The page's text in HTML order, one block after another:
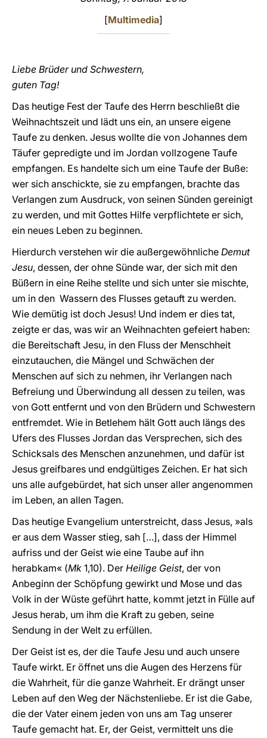
[Multimedia]
Liebe Brüder und Schwestern,
guten Tag!
Das heutige Fest der Taufe des Herrn beschließt die
Weihnachtszeit und lädt uns ein, an unsere eigene
Taufe zu denken. Jesus wollte die von Johannes dem
Täufer gepredigte und im Jordan vollzogene Taufe
empfangen. Es handelte sich um eine Taufe der Buße:
wer sich anschickte, sie zu empfangen, brachte das
Verlangen zum Ausdruck, von seinen Sünden gereinigt
zu werden, und mit Gottes Hilfe verpflichtete er sich,
ein neues Leben zu beginnen.
Hierdurch verstehen wir die außergewöhnliche Demut
Jesu, dessen, der ohne Sünde war, der sich mit den
Büßern in eine Reihe stellte und sich unter sie mischte,
um in den Wassern des Flusses getauft zu werden.
Wie demütig ist doch Jesus! Und indem er dies tat,
zeigte er das, was wir an Weihnachten gefeiert haben:
die Bereitschaft Jesu, in den Fluss der Menschheit
einzutauchen, die Mängel und Schwächen der
Menschen auf sich zu nehmen, ihr Verlangen nach
Befreiung und Überwindung all dessen zu teilen, was
von Gott entfernt und von den Brüdern und Schwestern
entfremdet. Wie in Betlehem hält Gott auch längs des
Ufers des Flusses Jordan das Versprechen, sich des
Schicksals des Menschen anzunehmen, und dafür ist
Jesus greifbares und endgültiges Zeichen. Er hat sich
uns alle aufgebürdet, hat sich unser aller angenommen
im Leben, an allen Tagen.
Das heutige Evangelium unterstreicht, dass Jesus, »als
er aus dem Wasser stieg, sah […], dass der Himmel
aufriss und der Geist wie eine Taube auf ihn
herabkam« (Mk 1,10). Der Heilige Geist, der von
Anbeginn der Schöpfung gewirkt und Mose und das
Volk in der Wüste geführt hatte, kommt jetzt in Fülle auf
Jesus herab, um ihm die Kraft zu geben, seine
Sendung in der Welt zu erfüllen.
Der Geist ist es, der die Taufe Jesu und auch unsere
Taufe wirkt. Er öffnet uns die Augen des Herzens für
die Wahrheit, für die ganze Wahrheit. Er drängt unser
Leben auf den Weg der Nächstenliebe. Er ist die Gabe,
die der Vater einem jeden von uns am Tag unserer
Taufe gemacht hat. Er, der Geist, vermittelt uns die